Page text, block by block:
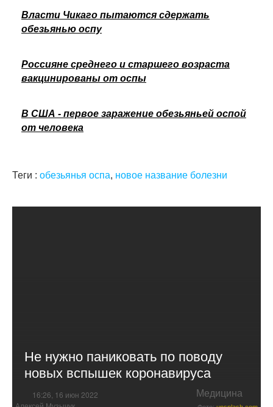
Власти Чикаго пытаются сдержать
обезьянью оспу
Россияне среднего и старшего возраста
вакцинированы от оспы
В США - первое заражение обезьяньей оспой
от человека
Теги : обезьянья оспа, новое название болезни
Не нужно паниковать по поводу
новых вспышек коронавируса
16:26, 16 июн 2022 Медицина